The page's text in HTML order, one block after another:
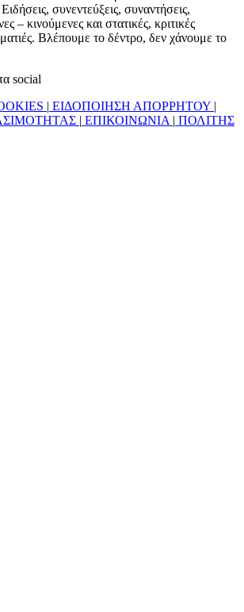
συνεντεύξεις, συναντήσεις,
– κινούμενες και στατικές, κριτικές
Βλέπουμε το δέντρο, δεν χάνουμε το
social
| ΕΙΔΟΠΟΙΗΣΗ ΑΠΟΡΡΗΤΟΥ |
| ΕΠΙΚΟΙΝΩΝΙΑ | ΠΟΛΙΤΗΣ